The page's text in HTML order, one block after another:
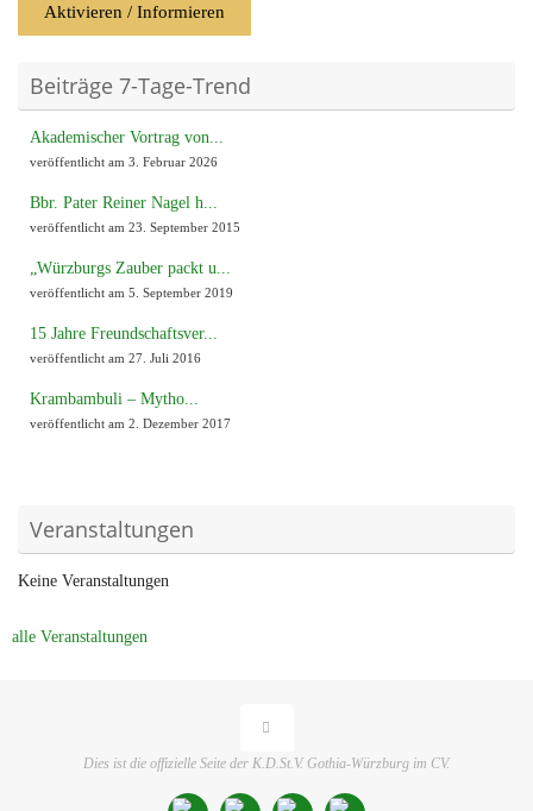
Aktivieren / Informieren
Beiträge 7-Tage-Trend
Akademischer Vortrag von...
veröffentlicht am 3. Februar 2026
Bbr. Pater Reiner Nagel h...
veröffentlicht am 23. September 2015
„Würzburgs Zauber packt u...
veröffentlicht am 5. September 2019
15 Jahre Freundschaftsver...
veröffentlicht am 27. Juli 2016
Krambambuli – Mytho...
veröffentlicht am 2. Dezember 2017
Veranstaltungen
Keine Veranstaltungen
alle Veranstaltungen
Dies ist die offizielle Seite der K.D.St.V. Gothia-Würzburg im CV.